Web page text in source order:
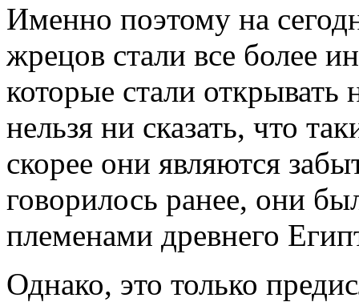
Именно поэтому на
жрецов стали все более
которые стали открывать
нельзя ни сказать, что
скорее они являются
говорилось ранее, они
племенами древнего
Однако, это только